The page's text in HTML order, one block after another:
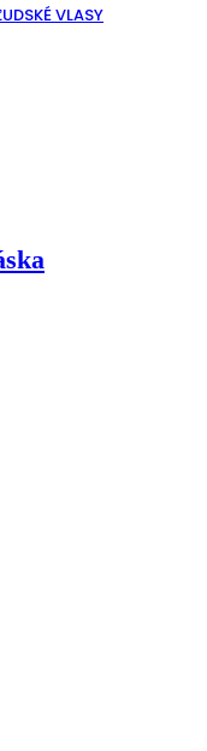
VLASY